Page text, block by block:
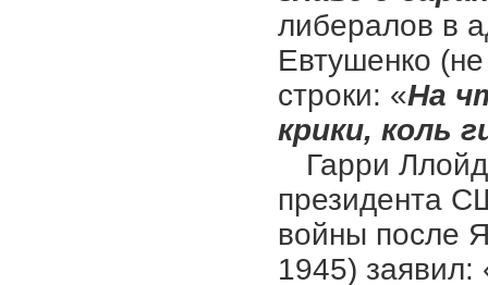
либералов в
Евтушенко
строки: «На
крики, коль
Гарри
президента
войны после
1945) заявил: